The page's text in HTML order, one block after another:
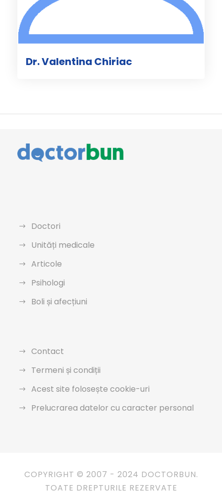
Dr. Valentina Chiriac
Doctori
Unități medicale
Articole
Psihologi
Boli și afecțiuni
Contact
Termeni și condiții
Acest site folosește cookie-uri
Prelucrarea datelor cu caracter personal
COPYRIGHT © 2007 - 2024 DOCTORBUN.
TOATE DREPTURILE REZERVATE